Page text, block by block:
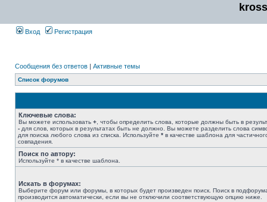
Вход Регистрация
Сообщения без ответов | Активные темы
Список форумов
Ключевые слова:
Вы можете использовать + , чтобы определить слова, которые должны быть в
- для слов, которых в результатах быть не должно. Вы можете разделить слова
для поиска любого слова из списка. Используйте * в качестве шаблона для
совпадения.
Поиск по автору:
Используйте * в качестве шаблона.
Искать в форумах:
Выберите форум или форумы, в которых будет произведен поиск. Поиск в
производится автоматически, если вы не отключили соответствующую опцию ниже.